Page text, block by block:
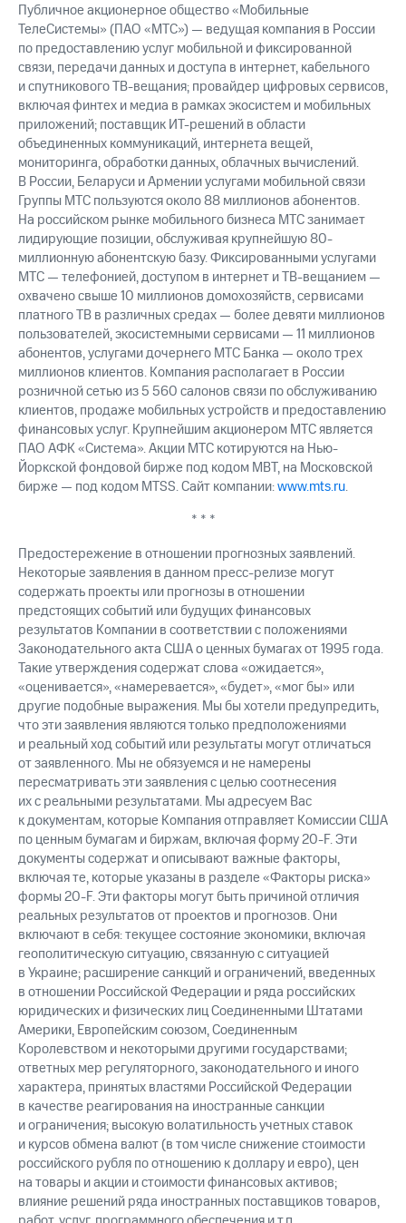
Публичное акционерное общество «Мобильные
ТелеСистемы» (ПАО «МТС») — ведущая компания в России
по предоставлению услуг мобильной и фиксированной
связи, передачи данных и доступа в интернет, кабельного
и спутникового ТВ-вещания; провайдер цифровых сервисов,
включая финтех и медиа в рамках экосистем и мобильных
приложений; поставщик ИТ-решений в области
объединенных коммуникаций, интернета вещей,
мониторинга, обработки данных, облачных вычислений.
В России, Беларуси и Армении услугами мобильной связи
Группы МТС пользуются около 88 миллионов абонентов.
На российском рынке мобильного бизнеса МТС занимает
лидирующие позиции, обслуживая крупнейшую 80-
миллионную абонентскую базу. Фиксированными услугами
МТС — телефонией, доступом в интернет и ТВ-вещанием —
охвачено свыше 10 миллионов домохозяйств, сервисами
платного ТВ в различных средах — более девяти миллионов
пользователей, экосистемными сервисами — 11 миллионов
абонентов, услугами дочернего МТС Банка — около трех
миллионов клиентов. Компания располагает в России
розничной сетью из 5 560 салонов связи по обслуживанию
клиентов, продаже мобильных устройств и предоставлению
финансовых услуг. Крупнейшим акционером МТС является
ПАО АФК «Система». Акции МТС котируются на Нью-
Йоркской фондовой бирже под кодом MBT, на Московской
бирже — под кодом MTSS. Сайт компании:www.mts.ru.
* * *
Предостережение в отношении прогнозных заявлений.
Некоторые заявления в данном пресс-релизе могут
содержать проекты или прогнозы в отношении
предстоящих событий или будущих финансовых
результатов Компании в соответствии с положениями
Законодательного акта США о ценных бумагах от 1995 года.
Такие утверждения содержат слова «ожидается»,
«оценивается», «намеревается», «будет», «мог бы» или
другие подобные выражения. Мы бы хотели предупредить,
что эти заявления являются только предположениями
и реальный ход событий или результаты могут отличаться
от заявленного. Мы не обязуемся и не намерены
пересматривать эти заявления с целью соотнесения
их с реальными результатами. Мы адресуем Вас
к документам, которые Компания отправляет Комиссии США
по ценным бумагам и биржам, включая форму 20-F. Эти
документы содержат и описывают важные факторы,
включая те, которые указаны в разделе «Факторы риска»
формы 20-F. Эти факторы могут быть причиной отличия
реальных результатов от проектов и прогнозов. Они
включают в себя: текущее состояние экономики, включая
геополитическую ситуацию, связанную с ситуацией
в Украине; расширение санкций и ограничений, введенных
в отношении Российской Федерации и ряда российских
юридических и физических лиц Соединенными Штатами
Америки, Европейским союзом, Соединенным
Королевством и некоторыми другими государствами;
ответных мер регуляторного, законодательного и иного
характера, принятых властями Российской Федерации
в качестве реагирования на иностранные санкции
и ограничения; высокую волатильность учетных ставок
и курсов обмена валют (в том числе снижение стоимости
российского рубля по отношению к доллару и евро), цен
на товары и акции и стоимости финансовых активов;
влияние решений ряда иностранных поставщиков товаров,